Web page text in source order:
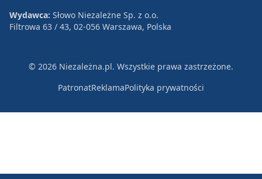
Wydawca: Słowo Niezależne Sp. z o.o.
Filtrowa 63 / 43, 02-056 Warszawa, Polska
© 2026 Niezależna.pl. Wszystkie prawa zastrzeżone.
PatronatReklamaPolityka prywatności